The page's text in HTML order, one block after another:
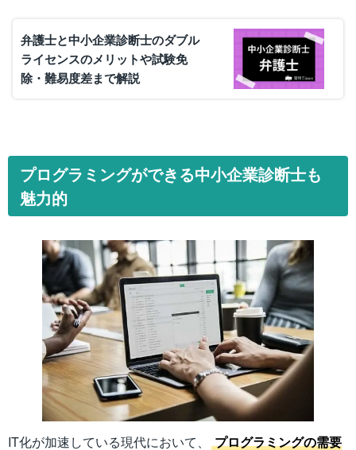
弁護士と中小企業診断士のダブル
ライセンスのメリットや試験免
除・難易度差まで解説
プログラミングができる中小企業診断士も
魅力的
IT化が加速している現代において、
プログラミングの需要